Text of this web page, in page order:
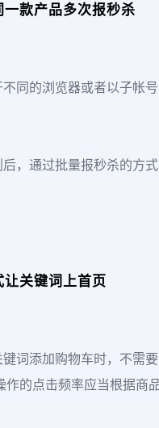
款产品多次报秒杀
同的浏览器或者以子帐
，通过批量报秒杀的方
关键词上首页
词添加购物车时，不需
的点击频率应当根据商